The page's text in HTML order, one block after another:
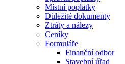
Místní poplatky
Důležité dokumenty
Ztráty a nálezy
Ceníky
Formuláře
Finanční odbor
Stavební úřad